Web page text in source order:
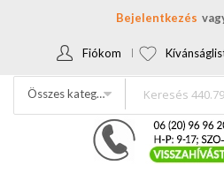
Bejelentkezés
Fiókom
Összes kategória